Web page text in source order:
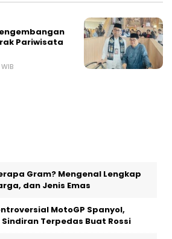
Pariwisata
Gram? Mengenal Lengkap
dan Jenis Emas
MotoGP Spanyol,
Terpedas Buat Rossi